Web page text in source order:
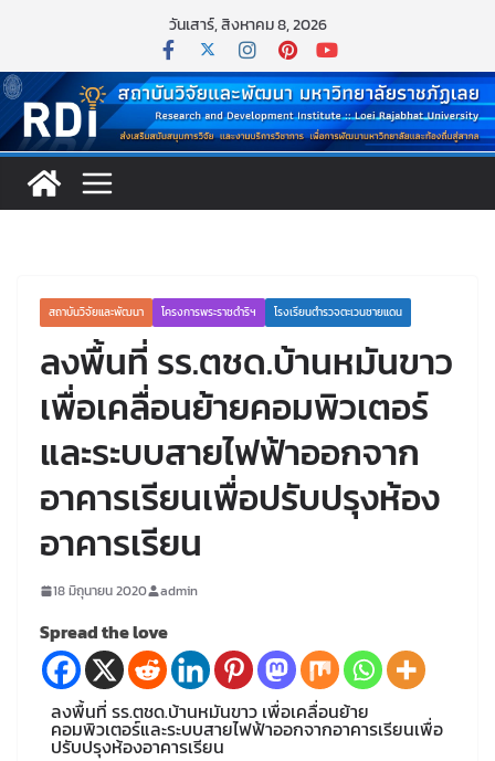
วันเสาร์, สิงหาคม 8, 2026
สถาบันวิจัยและพัฒนา โครงการพระราชดำริฯ โรงเรียนตำรวจตะเวนชายแดน
ลงพื้นที่ รร.ตชด.บ้านหมันขาว
เพื่อเคลื่อนย้ายคอมพิวเตอร์
และระบบสายไฟฟ้าออกจาก
อาคารเรียนเพื่อปรับปรุงห้อง
อาคารเรียน
18 มิถุนายน 2020 admin
Spread the love
ลงพื้นที่ รร.ตชด.บ้านหมันขาว เพื่อเคลื่อนย้าย
คอมพิวเตอร์และระบบสายไฟฟ้าออกจากอาคารเรียนเพื่อ
ปรับปรุงห้องอาคารเรียน